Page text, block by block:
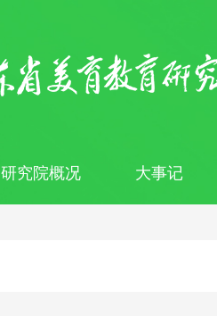
研究院概况 大事记